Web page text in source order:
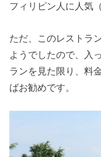
フィリピン人に人気
ただ、このレストラ
ようでしたので、入
ランを見た限り、料
ばお勧めです。